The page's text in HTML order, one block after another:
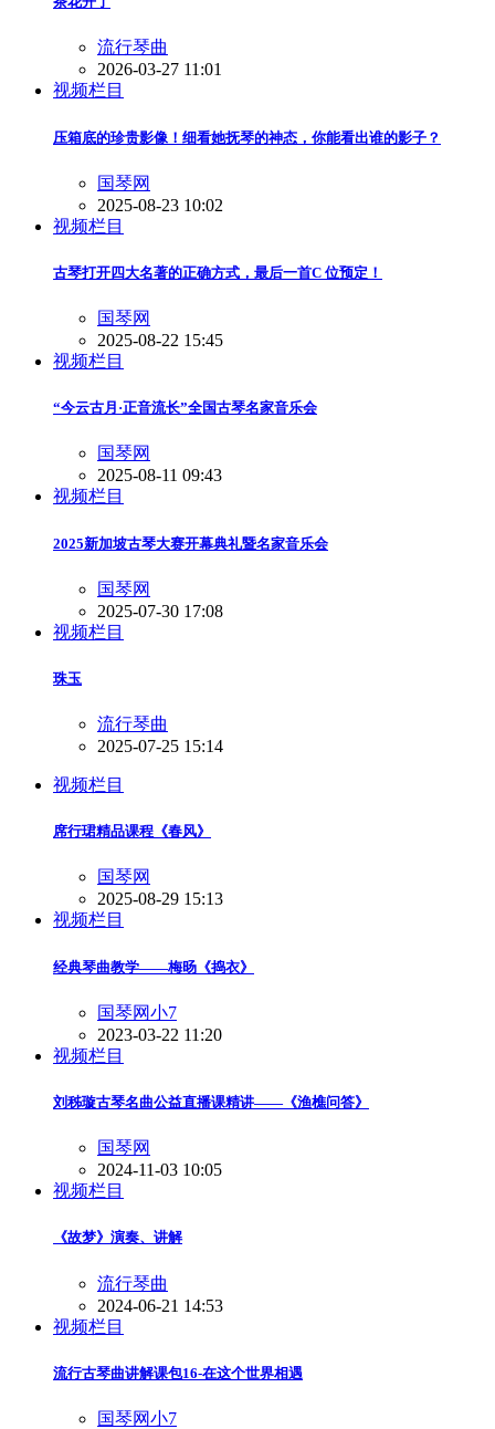
流行琴曲
2026-03-27 11:01
视频栏目
压箱底的珍贵影像！细看她抚琴的神态，你能看出谁的影子？
国琴网
2025-08-23 10:02
视频栏目
古琴打开四大名著的正确方式，最后一首C 位预定！
国琴网
2025-08-22 15:45
视频栏目
“今云古月·正音流长”全国古琴名家音乐会
国琴网
2025-08-11 09:43
视频栏目
2025新加坡古琴大赛开幕典礼暨名家音乐会
国琴网
2025-07-30 17:08
视频栏目
珠玉
流行琴曲
2025-07-25 15:14
视频栏目
席行珺精品课程《春风》
国琴网
2025-08-29 15:13
视频栏目
经典琴曲教学——梅旸《捣衣》
国琴网小7
2023-03-22 11:20
视频栏目
刘秭璇古琴名曲公益直播课精讲——《渔樵问答》
国琴网
2024-11-03 10:05
视频栏目
《故梦》演奏、讲解
流行琴曲
2024-06-21 14:53
视频栏目
流行古琴曲讲解课包16-在这个世界相遇
国琴网小7